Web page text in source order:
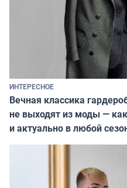
ИНТЕРЕСНОЕ
Вечная классика
не выходят из моды —
и актуально в любой